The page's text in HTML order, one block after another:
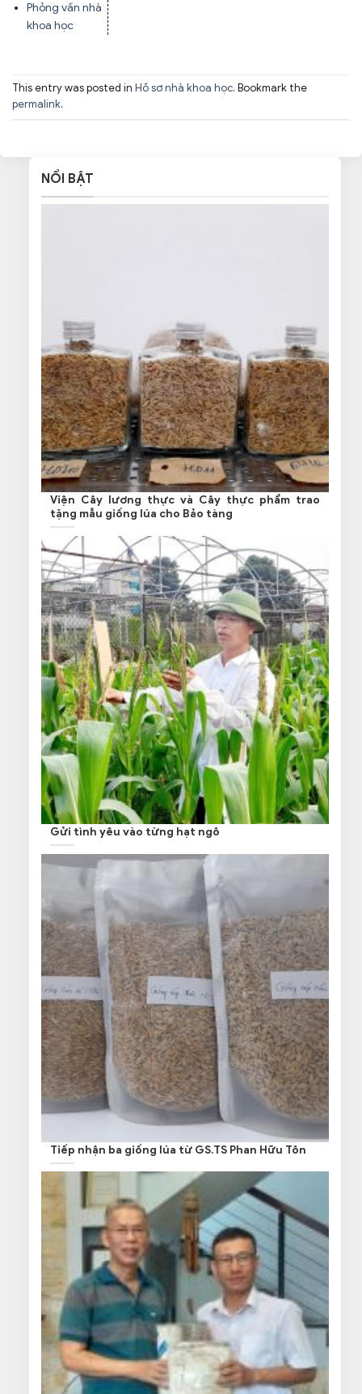
Phỏng vấn nhà
khoa học
This entry was posted in Hồ sơ nhà khoa học. Bookmark the
permalink.
NỔI BẬT
Viện Cây lương thực và Cây thực phẩm trao
tặng mẫu giống lúa cho Bảo tàng
Gửi tình yêu vào từng hạt ngô
Tiếp nhận ba giống lúa từ GS.TS Phan Hữu Tôn